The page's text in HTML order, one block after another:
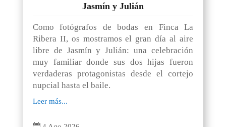
Jasmín y Julián
Como fotógrafos de bodas en Finca La
Ribera II, os mostramos el gran día al aire
libre de Jasmín y Julián: una celebración
muy familiar donde sus dos hijas fueron
verdaderas protagonistas desde el cortejo
nupcial hasta el baile.
Leer más...